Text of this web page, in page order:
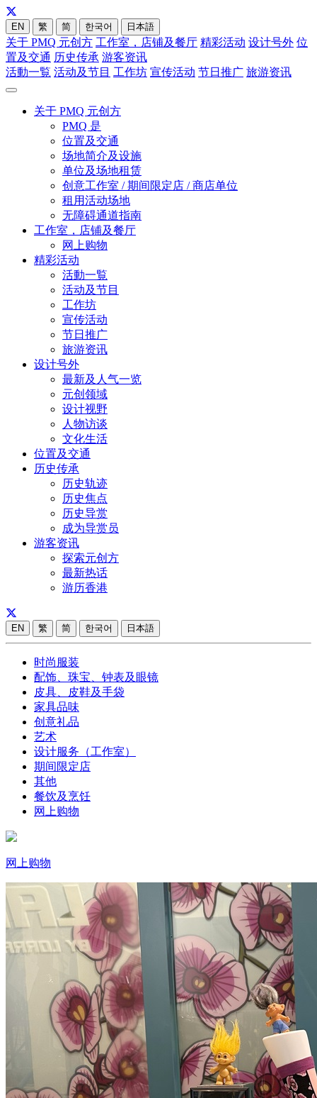
EN 繁 简 한국어 日本語
关于 PMQ 元创方 工作室，店铺及餐厅 精彩活动 设计号外 位
置及交通 历史传承 游客资讯
活動一覧 活动及节目 工作坊 宣传活动 节日推广 旅游资讯
关于 PMQ 元创方
PMQ 是
位置及交通
场地简介及设施
单位及场地租赁
创意工作室 / 期间限定店 / 商店单位
租用活动场地
无障碍通道指南
工作室，店铺及餐厅
网上购物
精彩活动
活動一覧
活动及节目
工作坊
宣传活动
节日推广
旅游资讯
设计号外
最新及人气一览
元创领域
设计视野
人物访谈
文化生活
位置及交通
历史传承
历史轨迹
历史焦点
历史导赏
成为导赏员
游客资讯
探索元创方
最新热话
游历香港
EN 繁 简 한국어 日本語
时尚服装
配饰、珠宝、钟表及眼镜
皮具、皮鞋及手袋
家具品味
创意礼品
艺术
设计服务（工作室）
期间限定店
其他
餐饮及烹饪
网上购物
网上购物